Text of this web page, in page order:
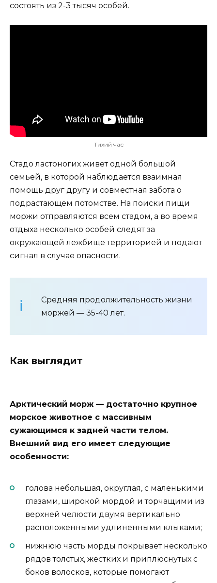
состоять из 2-3 тысяч особей.
Тихий час
Стадо ластоногих живет одной большой
семьей, в которой наблюдается взаимная
помощь друг другу и совместная забота о
подрастающем потомстве. На поиски пищи
моржи отправляются всем стадом, а во время
отдыха несколько особей следят за
окружающей лежбище территорией и подают
сигнал в случае опасности.
Средняя продолжительность жизни
моржей — 35-40 лет.
Как выглядит
Арктический морж — достаточно крупное
морское животное с массивным
сужающимся к задней части телом.
Внешний вид его имеет следующие
особенности:
голова небольшая, округлая, с маленькими
глазами, широкой мордой и торчащими из
верхней челюсти двумя вертикально
расположенными удлиненными клыками;
нижнюю часть морды покрывает несколько
рядов толстых, жестких и приплюснутых с
боков волосков, которые помогают